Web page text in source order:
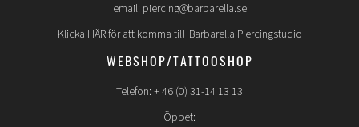
email: piercing@barbarella.se
Klicka HÄR för att komma till Barbarella Piercingstudio
WEBSHOP/TATTOOSHOP
Telefon: + 46 (0) 31-14 13 13
Öppet: